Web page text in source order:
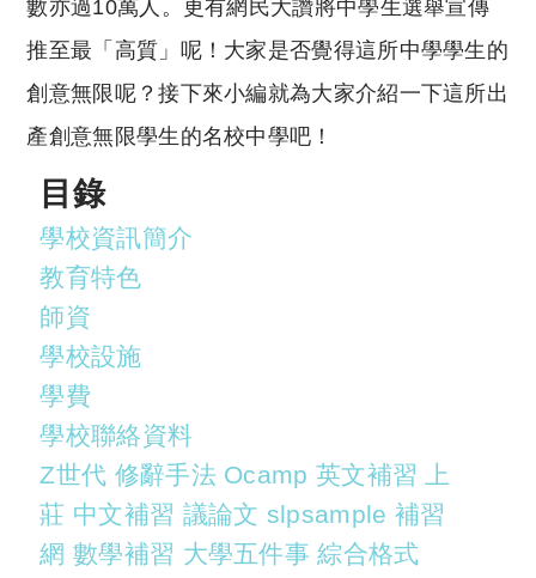
數亦過10萬人。更有網民大讚將中學生選舉宣傳
推至最「高質」呢！大家是否覺得這所中學學生的
創意無限呢？接下來小編就為大家介紹一下這所出
產創意無限學生的名校中學吧！
目錄
學校資訊簡介
教育特色
師資
學校設施
學費
學校聯絡資料
Z世代 修辭手法 Ocamp 英文補習 上
莊 中文補習 議論文 slpsample 補習
網 數學補習 大學五件事 綜合格式